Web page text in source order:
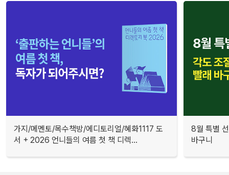
가지/메멘토/목수책방/에디토리얼/혜화1117 도
서 + 2026 언니들의 여름 첫 책 디렉...
8월 특별
바구니